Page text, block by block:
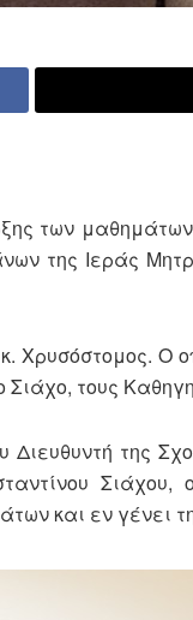
των
της Ιεράς
Χρυσόστομος. Ο
τους
της
και εν γένει